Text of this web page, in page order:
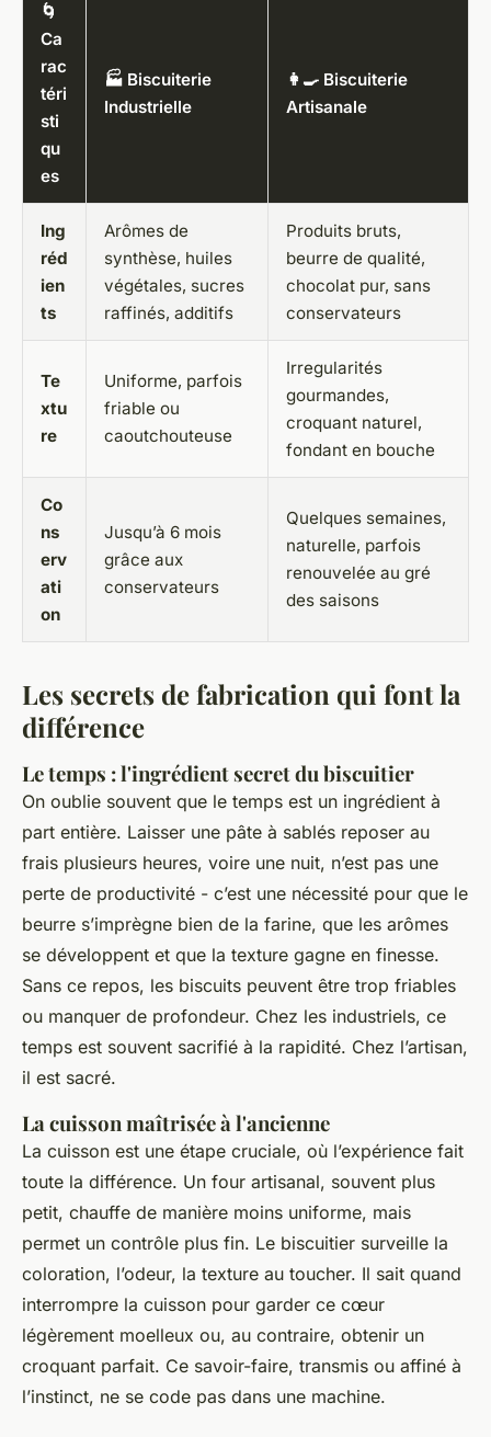
🌀
Ca
rac
téri
sti
qu
es
🏭 Biscuiterie
Industrielle
👩‍🍳 Biscuiterie
Artisanale
Ing
réd
ien
ts
Arômes de
synthèse, huiles
végétales, sucres
raffinés, additifs
Produits bruts,
beurre de qualité,
chocolat pur, sans
conservateurs
Te
xtu
re
Uniforme, parfois
friable ou
caoutchouteuse
Irregularités
gourmandes,
croquant naturel,
fondant en bouche
Co
ns
erv
ati
on
Jusqu’à 6 mois
grâce aux
conservateurs
Quelques semaines,
naturelle, parfois
renouvelée au gré
des saisons
Les secrets de fabrication qui font la
différence
Le temps : l'ingrédient secret du biscuitier
On oublie souvent que le temps est un ingrédient à
part entière. Laisser une pâte à sablés reposer au
frais plusieurs heures, voire une nuit, n’est pas une
perte de productivité - c’est une nécessité pour que le
beurre s’imprègne bien de la farine, que les arômes
se développent et que la texture gagne en finesse.
Sans ce repos, les biscuits peuvent être trop friables
ou manquer de profondeur. Chez les industriels, ce
temps est souvent sacrifié à la rapidité. Chez l’artisan,
il est sacré.
La cuisson maîtrisée à l'ancienne
La cuisson est une étape cruciale, où l’expérience fait
toute la différence. Un four artisanal, souvent plus
petit, chauffe de manière moins uniforme, mais
permet un contrôle plus fin. Le biscuitier surveille la
coloration, l’odeur, la texture au toucher. Il sait quand
interrompre la cuisson pour garder ce cœur
légèrement moelleux ou, au contraire, obtenir un
croquant parfait. Ce savoir-faire, transmis ou affiné à
l’instinct, ne se code pas dans une machine.